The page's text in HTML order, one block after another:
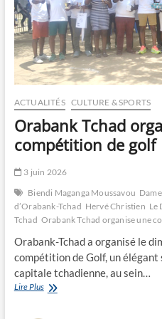
ACTUALITÉS CULTURE & SPORTS
Orabank Tchad
compétition de golf
3 juin 2026
Biendi Maganga Moussavou
d’Orabank-Tchad Hervé Christien Le
Tchad Orabank Tchad organise une
Orabank-Tchad a organisé le
compétition de Golf, un élégant
capitale tchadienne, au sein…
Lire PlusOrabank